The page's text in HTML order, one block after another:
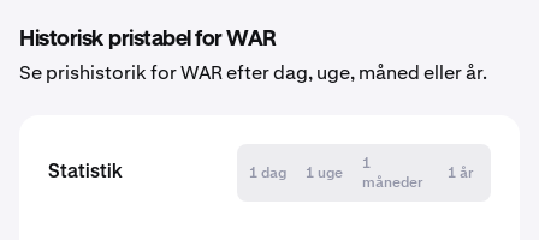
Historisk pristabel for WAR
Se prishistorik for WAR efter dag, uge, måned eller år.
Statistik 1 dag 1 uge
1
måneder
1 år